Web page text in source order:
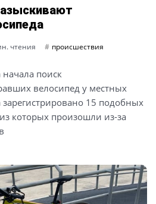
чтения происшествия
поиск
велосипед у местных
15 подобных
которых произошли из-за